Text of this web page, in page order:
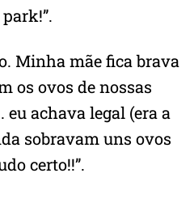
Minha mãe fica brava
os ovos de nossas
achava legal (era a
sobravam uns ovos
certo!!”.